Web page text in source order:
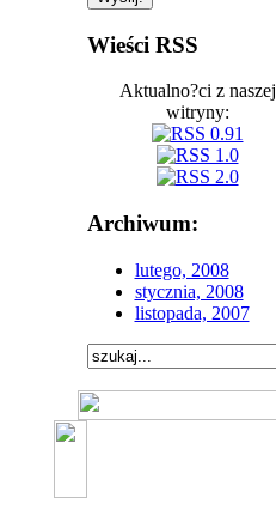
Wieści RSS
Aktualno?ci z naszej
witryny:
Archiwum:
lutego, 2008
stycznia, 2008
listopada, 2007